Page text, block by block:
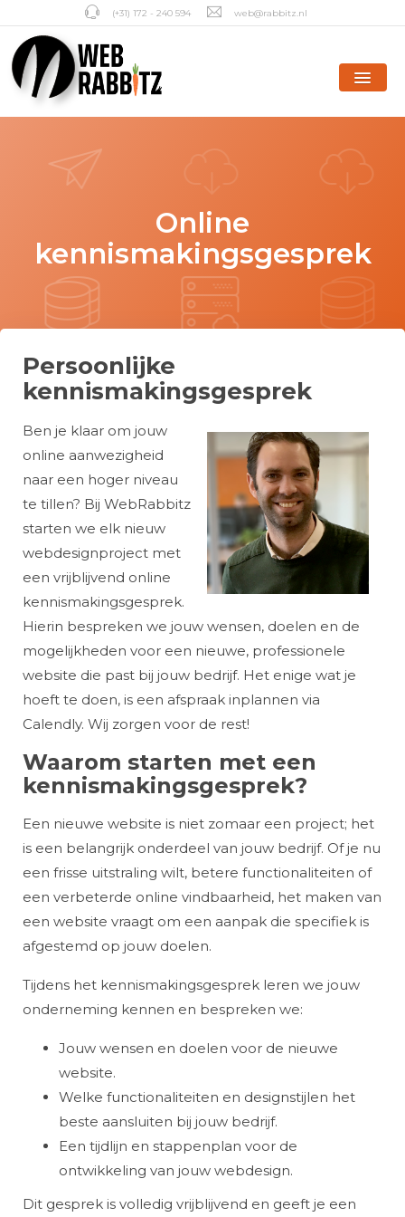
(+31) 172 - 240 594 web@rabbitz.nl
Online
kennismakingsgesprek
Persoonlijke
kennismakingsgesprek
Ben je klaar om jouw
online aanwezigheid
naar een hoger niveau
te tillen? Bij WebRabbitz
starten we elk nieuw
webdesignproject met
een vrijblijvend online
kennismakingsgesprek.
Hierin bespreken we jouw wensen, doelen en de
mogelijkheden voor een nieuwe, professionele
website die past bij jouw bedrijf. Het enige wat je
hoeft te doen, is een afspraak inplannen via
Calendly. Wij zorgen voor de rest!
Waarom starten met een
kennismakingsgesprek?
Een nieuwe website is niet zomaar een project; het
is een belangrijk onderdeel van jouw bedrijf. Of je nu
een frisse uitstraling wilt, betere functionaliteiten of
een verbeterde online vindbaarheid, het maken van
een website vraagt om een aanpak die specifiek is
afgestemd op jouw doelen.
Tijdens het kennismakingsgesprek leren we jouw
onderneming kennen en bespreken we:
Jouw wensen en doelen voor de nieuwe
website.
Welke functionaliteiten en designstijlen het
beste aansluiten bij jouw bedrijf.
Een tijdlijn en stappenplan voor de
ontwikkeling van jouw webdesign.
Dit gesprek is volledig vrijblijvend en geeft je een